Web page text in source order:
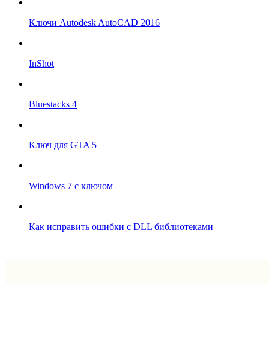
Ключи Autodesk AutoCAD 2016
InShot
Bluestacks 4
Ключ для GTA 5
Windows 7 с ключом
Как исправить ошибки с DLL библиотеками